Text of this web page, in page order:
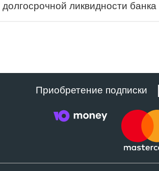
ликвидности банка
Приобретение подписки